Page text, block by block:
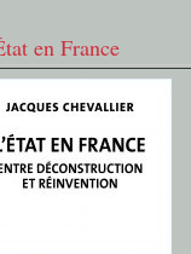
en France